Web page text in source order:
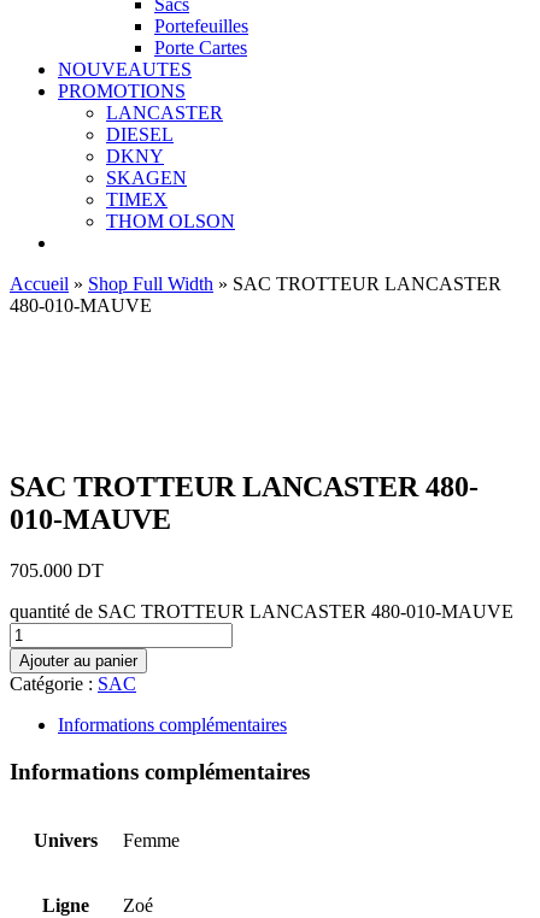
Sacs
Portefeuilles
Porte Cartes
NOUVEAUTES
PROMOTIONS
LANCASTER
DIESEL
DKNY
SKAGEN
TIMEX
THOM OLSON
Accueil » Shop Full Width » SAC TROTTEUR LANCASTER
480-010-MAUVE
SAC TROTTEUR LANCASTER 480-
010-MAUVE
705.000 DT
quantité de SAC TROTTEUR LANCASTER 480-010-MAUVE
Ajouter au panier
Catégorie : SAC
Informations complémentaires
Informations complémentaires
Univers Femme
Ligne Zoé